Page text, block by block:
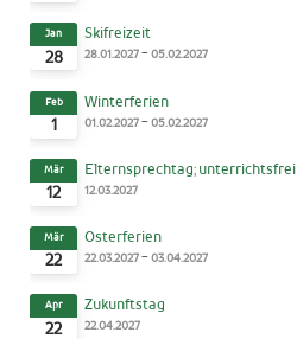
28
Jan Skifreizeit
28.01.2027-05.02.2027
1
Feb Winterferien
01.02.2027-05.02.2027
12
Mär Elternsprechtag; unterrichtsfrei
12.03.2027
22
Mär Osterferien
22.03.2027-03.04.2027
22
Apr Zukunftstag
22.04.2027